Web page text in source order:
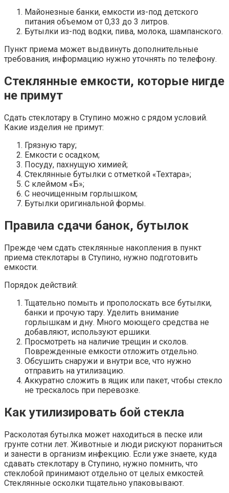
Майонезные банки, емкости из-под детского
питания объемом от 0,33 до 3 литров.
Бутылки из-под водки, пива, молока, шампанского.
Пункт приема может выдвинуть дополнительные
требования, информацию нужно уточнять по телефону.
Стеклянные емкости, которые нигде
не примут
Сдать стеклотару в Ступино можно с рядом условий.
Какие изделия не примут:
Грязную тару;
Емкости с осадком;
Посуду, пахнущую химией;
Стеклянные бутылки с отметкой «Техтара»;
С клеймом «Б»;
С неочищенным горлышком;
Бутылки оригинальной формы.
Правила сдачи банок, бутылок
Прежде чем сдать стеклянные накопления в пункт
приема стеклотары в Ступино, нужно подготовить
емкости.
Порядок действий:
Тщательно помыть и прополоскать все бутылки,
банки и прочую тару. Уделить внимание
горлышкам и дну. Много моющего средства не
добавляют, используют ершики.
Просмотреть на наличие трещин и сколов.
Поврежденные емкости отложить отдельно.
Обсушить снаружи и внутри все, что нужно
отправить на утилизацию.
Аккуратно сложить в ящик или пакет, чтобы стекло
не трескалось при перевозке.
Как утилизировать бой стекла
Расколотая бутылка может находиться в песке или
грунте сотни лет. Животные и люди рискуют пораниться
и занести в организм инфекцию. Если уже знаете, куда
сдавать стеклотару в Ступино, нужно помнить, что
стеклобой принимают отдельно от целых емкостей.
Стеклянные осколки тщательно упаковывают.